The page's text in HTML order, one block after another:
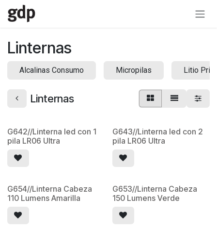
Ir al contenido
Linternas
Alcalinas Consumo Micropilas Litio
Linternas
G642//Linterna led con 1
pila LR06 Ultra
G643//Linterna led con 2
pila LR06 Ultra
G654//Linterna Cabeza
110 Lumens Amarilla
G653//Linterna Cabeza
150 Lumens Verde